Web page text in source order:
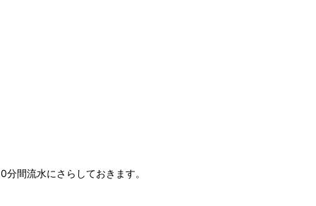
間流水にさらしておきます。